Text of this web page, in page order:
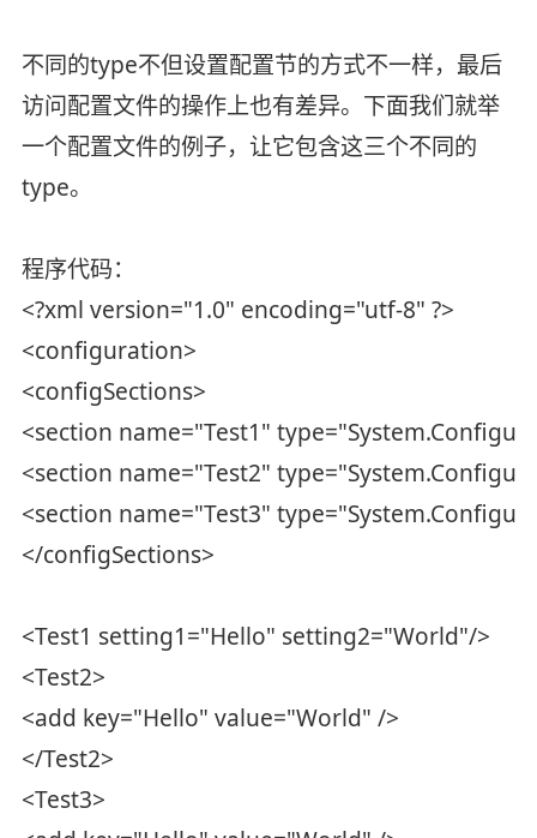
不同的type不但设置配置节的方式不一样，最后
访问配置文件的操作上也有差异。下面我们就举
一个配置文件的例子，让它包含这三个不同的
type。
程序代码：
<?xml version="1.0" encoding="utf-8" ?>
<configuration>
<configSections>
<section name="Test1"
<section name="Test2"
<section name="Test3"
</configSections>
<Test1 setting1="Hello" setting2="World"/>
<Test2>
<add key="Hello" value="World" />
</Test2>
<Test3>